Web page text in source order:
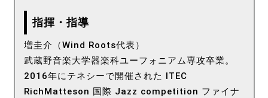
指揮・指導
増圭介（Wind Roots代表）
武蔵野音楽大学器楽科ユーフォニアム専攻卒業。
2016年にテネシーで開催された ITEC
RichMatteson 国際 Jazz competition ファイナ